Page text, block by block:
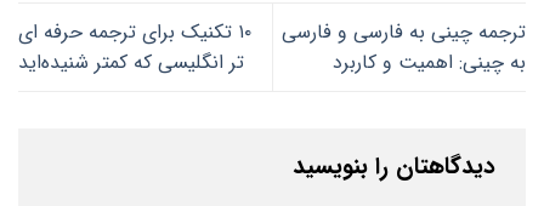
ترجمه چینی به فارسی و فارسی
به چینی: اهمیت و کاربرد
۱۰ تکنیک برای ترجمه حرفه ای
تر انگلیسی که کمتر شنیده‌اید
دیدگاهتان را بنویسید